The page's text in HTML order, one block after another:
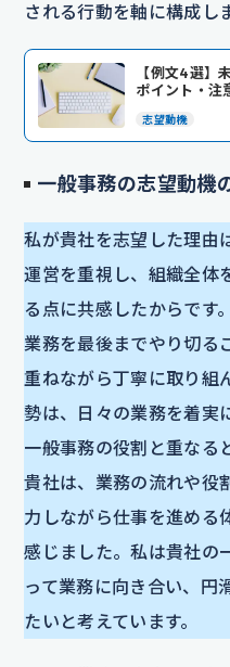
される行動を軸に構成し
【例文4選】
ポイント・注
志望動機
一般事務の志望動機
私が貴社を志望した理由
運営を重視し、組織全体
る点に共感したからです
業務を最後までやり切る
重ねながら丁寧に取り組
勢は、日々の業務を着実
一般事務の役割と重なる
貴社は、業務の流れや役
力しながら仕事を進める
感じました。私は貴社の
って業務に向き合い、円
たいと考えています。